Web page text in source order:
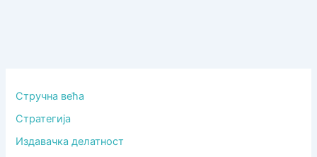
Стручна већа
Стратегија
Издавачка делатност